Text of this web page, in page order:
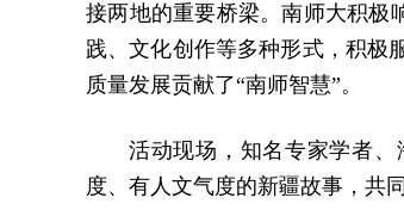
接两地的重要桥梁。南师大积极
践、文化创作等多种形式，积极
质量发展贡献了“南师智慧”。
活动现场，知名专家学者
度、有人文气度的新疆故事，共